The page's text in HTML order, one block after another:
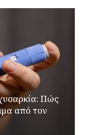
Πώς
από τον